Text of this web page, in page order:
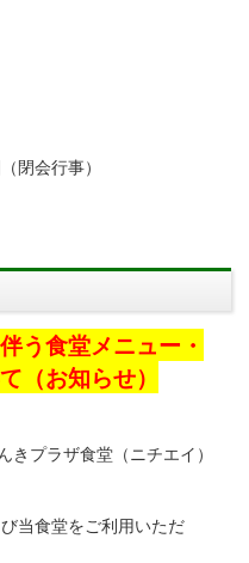
閉会行事）
う食堂メニュー・
（お知らせ）
きプラザ食堂（ニチエイ）
当食堂をご利用いただ